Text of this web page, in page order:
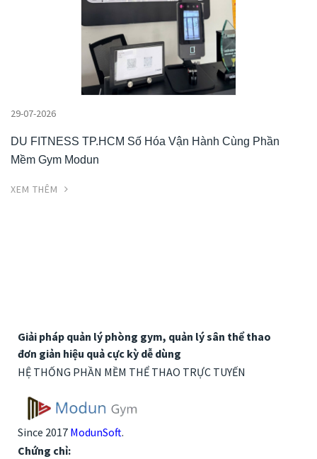
29-07-2026
DU FITNESS TP.HCM Số Hóa Vận Hành Cùng Phần
Mềm Gym Modun
XEM THÊM
Giải pháp quản lý phòng gym, quản lý sân thể thao
đơn giản hiệu quả cực kỳ dễ dùng
HỆ THỐNG PHẦN MỀM THỂ THAO TRỰC TUYẾN
Since 2017 ModunSoft.
Chứng chỉ: